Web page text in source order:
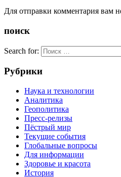
Для отправки комментария вам
поиск
Search for:
Рубрики
Наука и технологии
Аналитика
Геополитика
Пресс-релизы
Пёстрый мир
Текущие события
Глобальные вопросы
Для информации
Здоровье и красота
История